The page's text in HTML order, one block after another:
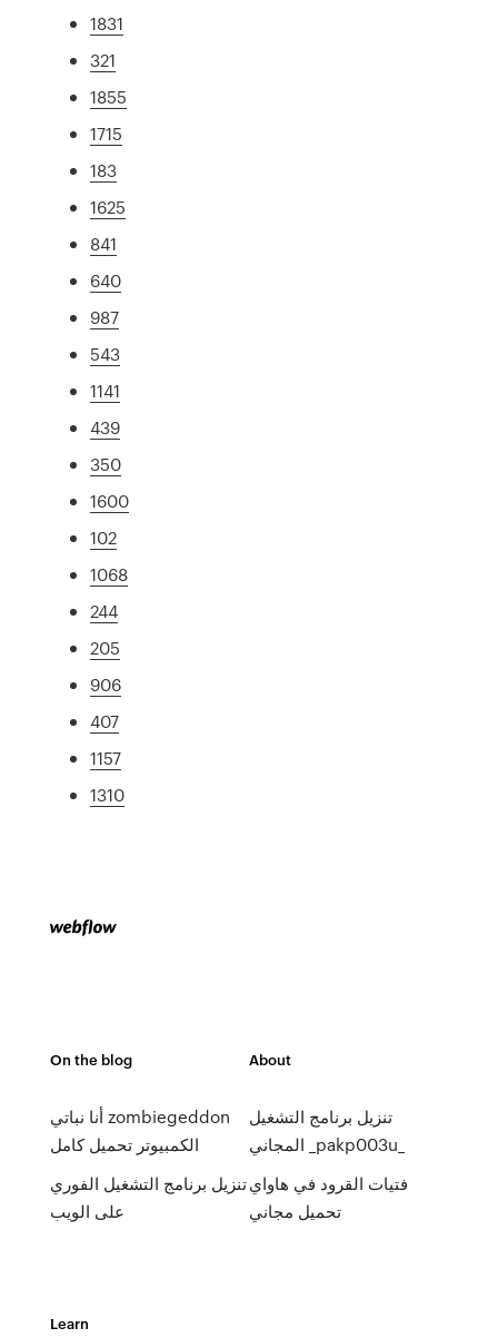
1831
321
1855
1715
183
1625
841
640
987
543
1141
439
350
1600
102
1068
244
205
906
407
1157
1310
On the blog
أنا نباتي zombiegeddon
الكمبيوتر تحميل كامل
تنزيل برنامج التشغيل الفوري
على الويب
About
تنزيل برنامج التشغيل
المجاني _pakp003u_
فتيات القرود في هاواي
تحميل مجاني
Learn